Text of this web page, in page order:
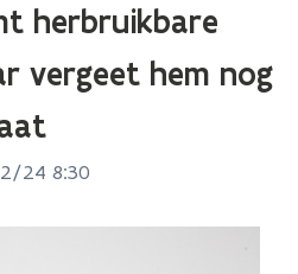
herbruikbare
vergeet hem nog
24 8:30